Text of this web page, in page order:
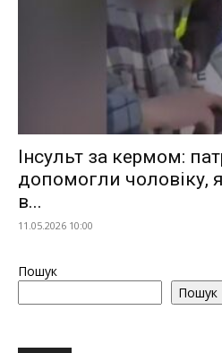
Інсульт за кермом:
допомогли чоловіку,
в...
11.05.2026 10:00
Пошук
Пошук